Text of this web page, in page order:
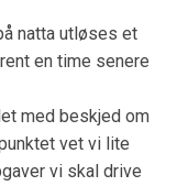
natta utløses et
en time senere
med beskjed om
vet vi lite
vi skal drive